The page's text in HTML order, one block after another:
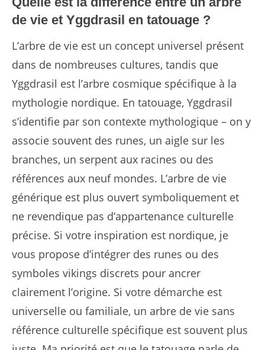
de vie et Yggdrasil en tatouage ?
L’arbre de vie est un concept universel présent
dans de nombreuses cultures, tandis que
Yggdrasil est l’arbre cosmique spécifique à la
mythologie nordique. En tatouage, Yggdrasil
s’identifie par son contexte mythologique – on y
associe souvent des runes, un aigle sur les
branches, un serpent aux racines ou des
références aux neuf mondes. L’arbre de vie
générique est plus ouvert symboliquement et
ne revendique pas d’appartenance culturelle
précise. Si votre inspiration est nordique, je
vous propose d’intégrer des runes ou des
symboles vikings discrets pour ancrer
clairement l’origine. Si votre démarche est
universelle ou familiale, un arbre de vie sans
référence culturelle spécifique est souvent plus